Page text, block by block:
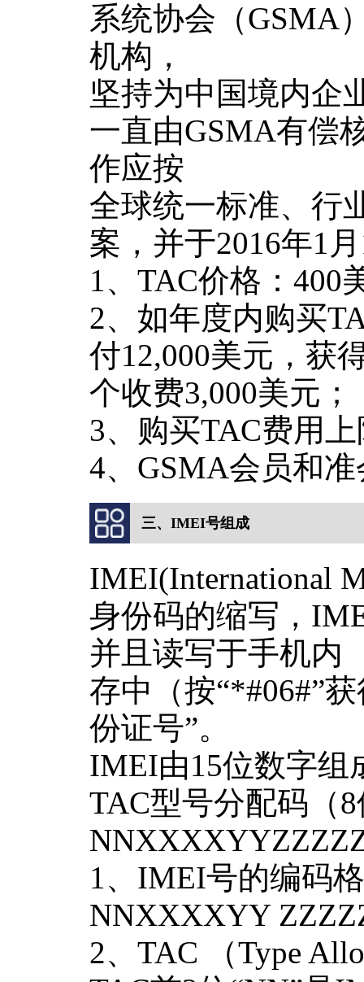
系统协会（GSMA
机构，
坚持为中国境内企
一直由GSMA有偿
作应按
全球统一标准、行
案，并于2016年1
1、TAC价格：400
2、如年度内购买
付12,000美元，获
个收费3,000美元；
3、购买TAC费用
4、GSMA会员和
三、IMEI号组成
IMEI(International
身份码的缩写，
并且读写于手机内
存中（按“*#06#”
份证号”。
IMEI由15位数字组
TAC型号分配码（
1、IMEI号的编码
NNXXXXYY
2、TAC （Type